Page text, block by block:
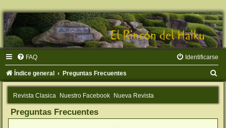
FAQ Identificarse
Índice general Preguntas Frecuentes
u
Revista Clasica Nuestro Facebook Nueva Revista
Preguntas Frecuentes